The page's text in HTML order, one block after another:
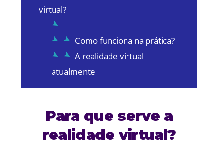
virtual?
Como funciona na prática?
A realidade virtual
atualmente
Para que serve a
realidade virtual?